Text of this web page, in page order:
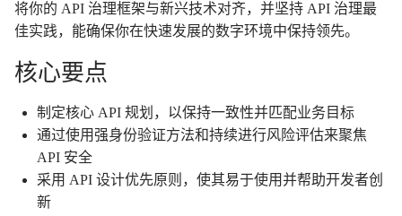
将你的 API 治理框架与新兴技术对齐，并坚持 API 治理最
佳实践，能确保你在快速发展的数字环境中保持领先。
核心要点
制定核心 API 规划，以保持一致性并匹配业务目标
通过使用强身份验证方法和持续进行风险评估来聚焦
API 安全
采用 API 设计优先原则，使其易于使用并帮助开发者创
新